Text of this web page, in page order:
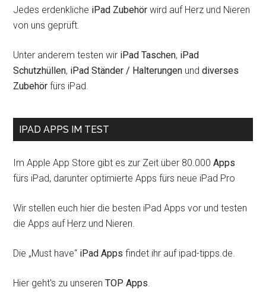
Jedes erdenkliche iPad Zubehör wird auf Herz und Nieren
von uns geprüft.
Unter anderem testen wir iPad Taschen, iPad
Schutzhüllen, iPad Ständer / Halterungen unddiverses
Zubehör fürs iPad.
IPAD APPS IM TEST
Im Apple App Store gibt es zur Zeit über 80.000Apps
fürs iPad, darunter optimierte Apps fürs neue iPad Pro
Wir stellen euch hier die besten iPad Apps vor und testen
die Apps auf Herz und Nieren.
Die „Must have“ iPad Apps findet ihr auf ipad-tipps.de.
Hier geht's zu unserenTOP Apps.